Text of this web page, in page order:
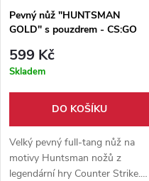
Pevný nůž "HUNTSMAN
GOLD" s pouzdrem - CS:GO
599 Kč
Skladem
DO KOŠÍKU
Velký pevný full-tang nůž na
motivy Huntsman nožů z
legendární hry Counter Strike.